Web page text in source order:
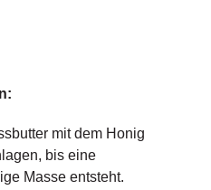
mit dem Honig
bis eine
Masse entsteht.